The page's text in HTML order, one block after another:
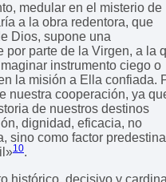
medular en el misterio de
a la obra redentora, que
Dios, supone una
parte de la Virgen, a la
instrumento ciego o
la misión a Ella confiada.
nuestra cooperación, ya
de nuestros destinos
dignidad, eficacia, no
sino como factor
10.